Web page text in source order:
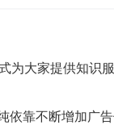
为大家提供知识
依靠不断增加广